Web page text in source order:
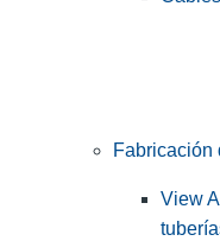
Fabricación
View